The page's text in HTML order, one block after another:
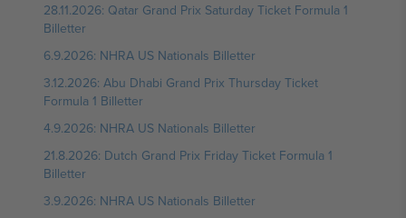
28.11.2026: Qatar Grand Prix Saturday Ticket Formula 1
Billetter
6.9.2026: NHRA US Nationals Billetter
3.12.2026: Abu Dhabi Grand Prix Thursday Ticket
Formula 1 Billetter
4.9.2026: NHRA US Nationals Billetter
21.8.2026: Dutch Grand Prix Friday Ticket Formula 1
Billetter
3.9.2026: NHRA US Nationals Billetter